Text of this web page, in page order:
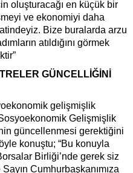
oluşturacağı en küçük bir
ve ekonomiyi daha
Bize buralarda arzu
atıldığını görmek
GÜNCELLİĞİNİ
gelişmişlik
Gelişmişlik
güncellenmesi gerektiğini
konuştu; “Bu konuyla
Birliği’nde gerek siz
Cumhurbaşkanımıza